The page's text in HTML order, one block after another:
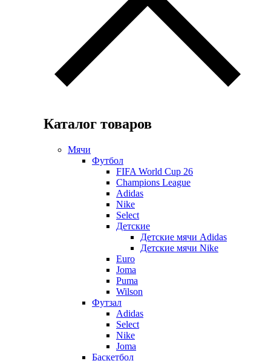
Каталог товаров
Мячи
Футбол
FIFA World Cup 26
Champions League
Adidas
Nike
Select
Детские
Детские мячи Adidas
Детские мячи Nike
Euro
Joma
Puma
Wilson
Футзал
Adidas
Select
Nike
Joma
Баскетбол